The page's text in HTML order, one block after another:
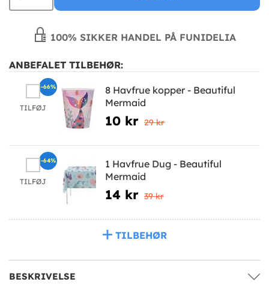
100% SIKKER HANDEL PÅ FUNIDELIA
ANBEFALET TILBEHØR:
TILFØJ
8 Havfrue kopper - Beautiful
Mermaid
10 kr 29 kr
-66%
TILFØJ
1 Havfrue Dug - Beautiful
Mermaid
14 kr 39 kr
-64%
TILBEHØR
BESKRIVELSE